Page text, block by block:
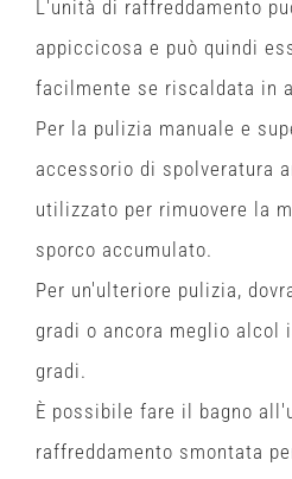
L'unità di raffreddamento
appiccicosa e può quindi
facilmente se riscaldata in
Per la pulizia manuale e
accessorio di spolveratura
utilizzato per rimuovere la
sporco accumulato.
Per un'ulteriore pulizia,
gradi o ancora meglio alcol
gradi.
È possibile fare il bagno
raffreddamento smontata